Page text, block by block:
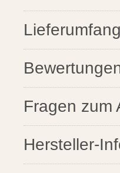
Lieferumfang
Fragen zum
santosgrills-
Hersteller-